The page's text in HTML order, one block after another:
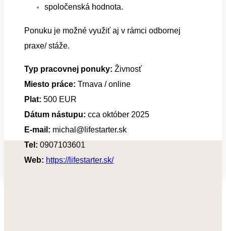
spoločenská hodnota.
Ponuku je možné využiť aj v rámci odbornej
praxe/ stáže.
Typ pracovnej ponuky: Živnosť
Miesto práce: Trnava / online
Plat: 500 EUR
Dátum nástupu: cca október 2025
E-mail: michal@lifestarter.sk
Tel: 0907103601
Web: https://lifestarter.sk/